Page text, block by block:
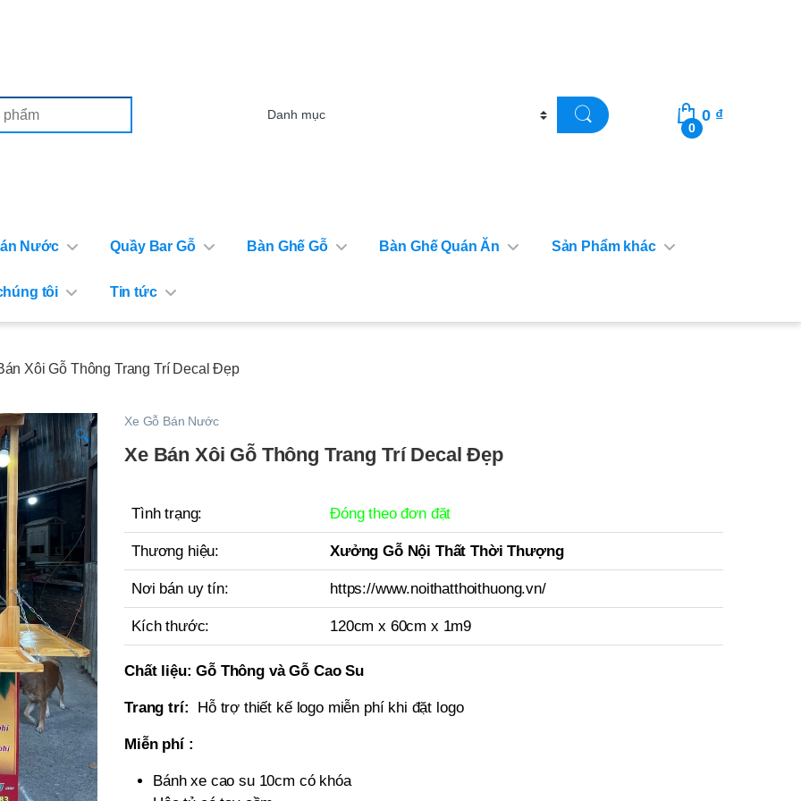
0
0 ₫
Nước Quầy Bar Gỗ Bàn Ghế Gỗ Bàn Ghế Quán Ăn Sản Phẩm khác
tôi Tin tức
Xôi Gỗ Thông Trang Trí Decal Đẹp
🔍
Xe Gỗ Bán Nước
Xe Bán Xôi Gỗ Thông Trang Trí Decal Đẹp
Tình trạng: Đóng theo đơn đặt
Thương hiệu: Xưởng Gỗ Nội Thất Thời Thượng
Nơi bán uy tín: https://www.noithatthoithuong.vn/
Kích thước: 120cm x 60cm x 1m9
Chất liệu: Gỗ Thông và Gỗ Cao Su
Trang trí: Hỗ trợ thiết kế logo miễn phí khi đặt logo
Miễn phí :
Bánh xe cao su 10cm có khóa